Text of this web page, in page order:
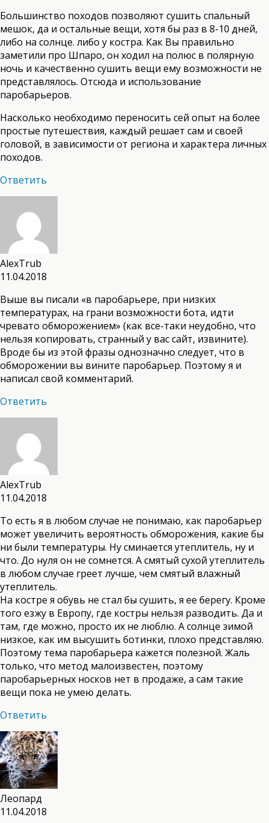
Большинство походов позволяют сушить спальный
мешок, да и остальные вещи, хотя бы раз в 8-10 дней,
либо на солнце. либо у костра. Как Вы правильно
заметили про Шпаро, он ходил на полюс в полярную
ночь и качественно сушить вещи ему возможности не
представлялось. Отсюда и использование
паробарьеров.
Насколько необходимо переносить сей опыт на более
простые путешествия, каждый решает сам и своей
головой, в зависимости от региона и характера личных
походов.
Ответить
AlexTrub
11.04.2018
Выше вы писали «в паробарьере, при низких
температурах, на грани возможности бота, идти
чревато обморожением» (как все-таки неудобно, что
нельзя копировать, странный у вас сайт, извините).
Вроде бы из этой фразы однозначно следует, что в
обморожении вы вините паробарьер. Поэтому я и
написал свой комментарий.
Ответить
AlexTrub
11.04.2018
То есть я в любом случае не понимаю, как паробарьер
может увеличить вероятность обморожения, какие бы
ни были температуры. Ну сминается утеплитель, ну и
что. До нуля он не сомнется. А смятый сухой утеплитель
в любом случае греет лучше, чем смятый влажный
утеплитель.
На костре я обувь не стал бы сушить, я ее берегу. Кроме
того езжу в Европу, где костры нельзя разводить. Да и
там, где можно, просто их не люблю. А солнце зимой
низкое, как им высушить ботинки, плохо представляю.
Поэтому тема паробарьера кажется полезной. Жаль
только, что метод малоизвестен, поэтому
паробарьерных носков нет в продаже, а сам такие
вещи пока не умею делать.
Ответить
Леопард
11.04.2018